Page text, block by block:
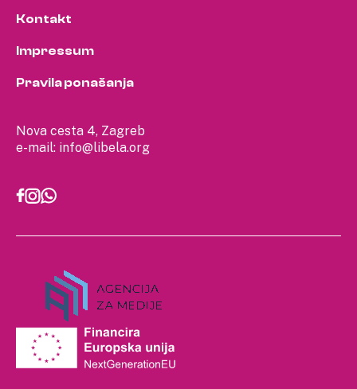
Nova cesta 4, Zagreb
e-mail: info@libela.org
Kontakt
Impressum
Pravila ponašanja